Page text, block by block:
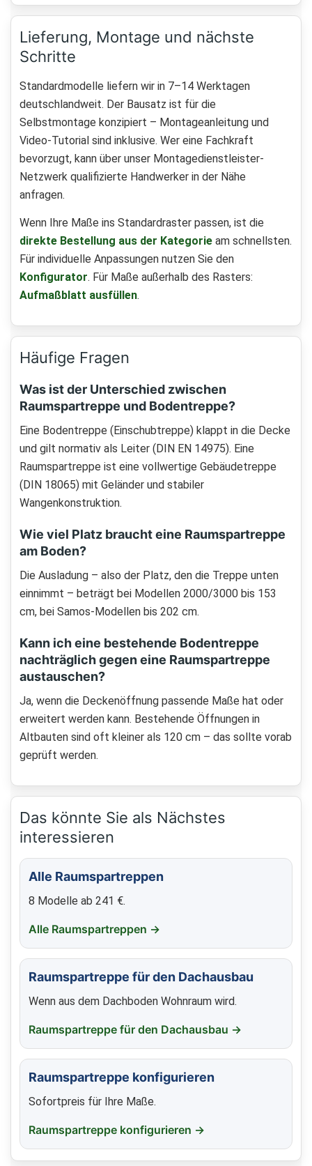
Lieferung, Montage und nächste
Schritte
Standardmodelle liefern wir in 7–14 Werktagen
deutschlandweit. Der Bausatz ist für die
Selbstmontage konzipiert – Montageanleitung und
Video-Tutorial sind inklusive. Wer eine Fachkraft
bevorzugt, kann über unser Montagedienstleister-
Netzwerk qualifizierte Handwerker in der Nähe
anfragen.
Wenn Ihre Maße ins Standardraster passen, ist die
direkte Bestellung aus der Kategorie am schnellsten.
Für individuelle Anpassungen nutzen Sie den
Konfigurator. Für Maße außerhalb des Rasters:
Aufmaßblatt ausfüllen.
Häufige Fragen
Was ist der Unterschied zwischen
Raumspartreppe und Bodentreppe?
Eine Bodentreppe (Einschubtreppe) klappt in die Decke
und gilt normativ als Leiter (DIN EN 14975). Eine
Raumspartreppe ist eine vollwertige Gebäudetreppe
(DIN 18065) mit Geländer und stabiler
Wangenkonstruktion.
Wie viel Platz braucht eine Raumspartreppe
am Boden?
Die Ausladung – also der Platz, den die Treppe unten
einnimmt – beträgt bei Modellen 2000/3000 bis 153
cm, bei Samos-Modellen bis 202 cm.
Kann ich eine bestehende Bodentreppe
nachträglich gegen eine Raumspartreppe
austauschen?
Ja, wenn die Deckenöffnung passende Maße hat oder
erweitert werden kann. Bestehende Öffnungen in
Altbauten sind oft kleiner als 120 cm – das sollte vorab
geprüft werden.
Das könnte Sie als Nächstes
interessieren
Alle Raumspartreppen
8 Modelle ab 241 €.
Alle Raumspartreppen →
Raumspartreppe für den Dachausbau
Wenn aus dem Dachboden Wohnraum wird.
Raumspartreppe für den Dachausbau →
Raumspartreppe konfigurieren
Sofortpreis für Ihre Maße.
Raumspartreppe konfigurieren →